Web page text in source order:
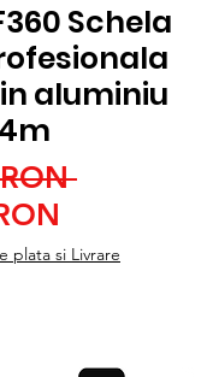
Schela
aluminiu
Preț
redus
plata si Livrare